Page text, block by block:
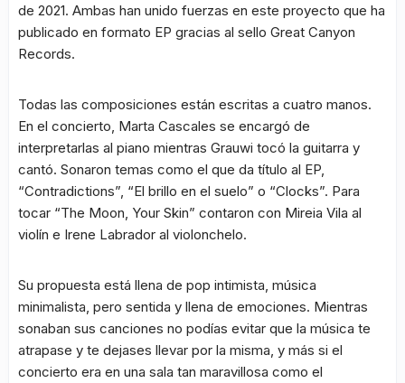
de 2021. Ambas han unido fuerzas en este proyecto que ha
publicado en formato EP gracias al sello Great Canyon
Records.
Todas las composiciones están escritas a cuatro manos.
En el concierto, Marta Cascales se encargó de
interpretarlas al piano mientras Grauwi tocó la guitarra y
cantó. Sonaron temas como el que da título al EP,
“Contradictions”, “El brillo en el suelo” o “Clocks”. Para
tocar “The Moon, Your Skin” contaron con Mireia Vila al
violín e Irene Labrador al violonchelo.
Su propuesta está llena de pop intimista, música
minimalista, pero sentida y llena de emociones. Mientras
sonaban sus canciones no podías evitar que la música te
atrapase y te dejases llevar por la misma, y más si el
concierto era en una sala tan maravillosa como el